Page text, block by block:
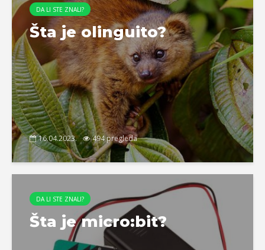
DA LI STE ZNALI?
Šta je olinguito?
16.04.2023. 494 pregleda
DA LI STE ZNALI?
Šta je micro:bit?